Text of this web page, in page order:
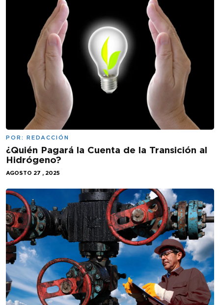
POR: REDACCIÓN
¿Quién Pagará la Cuenta de la Transición al
Hidrógeno?
AGOSTO 27 , 2025